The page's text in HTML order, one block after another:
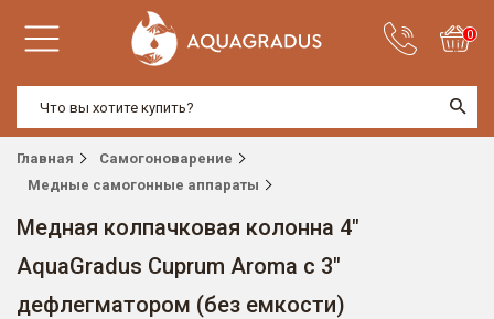
0
Главная
Самогоноварение
Медные самогонные аппараты
Медная колпачковая колонна 4"
AquaGradus Cuprum Aroma с 3"
дефлегматором (без емкости)